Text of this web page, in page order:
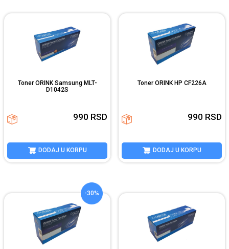
Toner ORINK Samsung MLT-
D1042S
990 RSD
DODAJ U KORPU
Toner ORINK HP CF226A
990 RSD
DODAJ U KORPU
-30%